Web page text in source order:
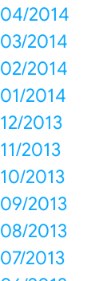
04/2014
03/2014
02/2014
01/2014
12/2013
11/2013
10/2013
09/2013
08/2013
07/2013